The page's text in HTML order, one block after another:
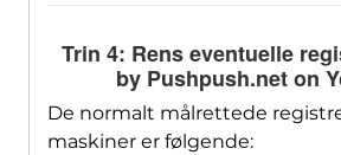
Trin 4: Rens eventuelle
by Pushpush.net on
De normalt målrettede
maskiner er følgende: